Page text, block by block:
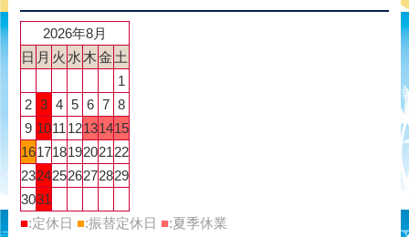
2026年8月
日 月 火 水 木金 土
1
2 3 4 5 6 7 8
9 1011 12131415
16171819202122
23242526272829
3031
■:定休日 ■:振替定休日 ■:夏季休業